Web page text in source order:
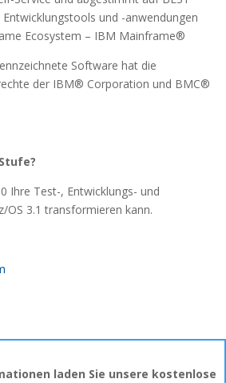
Entwicklungstools und -anwendungen
Ecosystem – IBM Mainframe®
Software hat die
der IBM® Corporation und BMC®
Ihre Test-, Entwicklungs- und
OS 3.1 transformieren kann.
laden Sie unsere kostenlose